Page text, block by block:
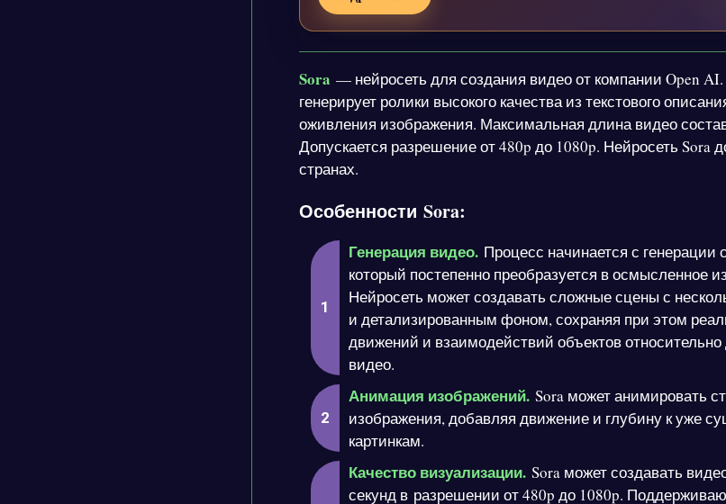
Sora — нейросеть для создания видео от компании Open
генерирует ролики высокого качества из текстового
оживления изображения. Максимальная длина видео
Допускается разрешение от 480p до 1080p. Нейросеть Sora
странах.
Особенности Sora:
Генерация видео.Процесс начинается с генерации
который постепенно преобразуется в осмысленное
Нейросеть может создавать сложные сцены с
и детализированным фоном, сохраняя при этом
движений и взаимодействий объектов относительно
видео.
Анимация изображений.Sora может анимировать
изображения, добавляя движение и глубину к уже
картинкам.
Качество визуализации.Sora может создавать
секунд в разрешении от 480p до 1080p.